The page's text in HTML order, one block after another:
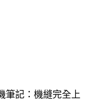
筆記：機縫完全上